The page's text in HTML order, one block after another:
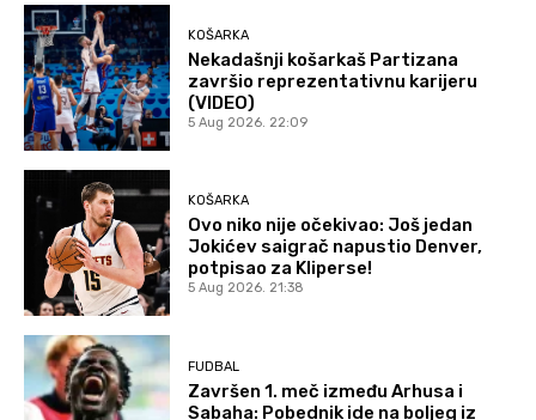
KOŠARKA
Nekadašnji košarkaš Partizana
završio reprezentativnu karijeru
(VIDEO)
5 Aug 2026. 22:09
KOŠARKA
Ovo niko nije očekivao: Još jedan
Jokićev saigrač napustio Denver,
potpisao za Kliperse!
5 Aug 2026. 21:38
FUDBAL
Završen 1. meč između Arhusa i
Sabaha: Pobednik ide na boljeg iz